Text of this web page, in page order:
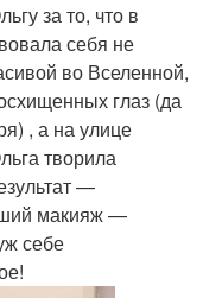
за то, что в
себя не
во Вселенной,
глаз (да
, а на улице
творила
—
макияж —
себе